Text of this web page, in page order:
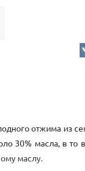
отжима
30% масла, в
маслу.